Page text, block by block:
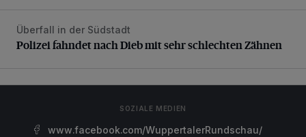
Polizei fahndet nach Dieb mit sehr schlechten Zähnen
Überfall in der Südstadt
Polizei fahndet nach Dieb mit sehr schlechten Zähnen
SOZIALE MEDIEN
www.facebook.com/WuppertalerRundschau/